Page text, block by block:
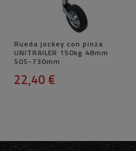
Rueda jockey con pinza
UNITRAILER 150kg 48mm
505-730mm
22,40 €